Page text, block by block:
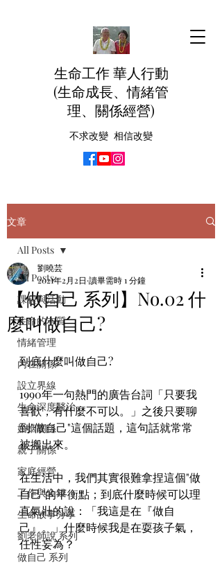
生命工作 華人行動
(生命成長、情緒管
理、關係經營)
不求改變 相信改變
文章
All Posts
課程與活動
生命的本質
情緒管理
內在關係
設立界線
生命深度醫治
婚姻關係
親子關係
家庭經營
工作與金錢
生命故事分享
劉老師說 系列
做自己 系列
All Posts
【做自己 系列】No.02 什
麼叫做自己?
劉曉芸
2021年2月2日 讀畢需時 1 分鐘
到底什麼叫做自己?
1990年一句熱門的廣告台詞「只要我
喜歡，有什麼不可以。」之後只要聊
到"做自己"這個話題，這句話就常常
被搬出來。
在生活中，我們其實很難拿捏這個"做
自己"的平衡點；到底什麼時候可以理
直氣壯的說：「我這是在『做自
己』。」什麼時候我是在耍孩子氣，
任性妄為？